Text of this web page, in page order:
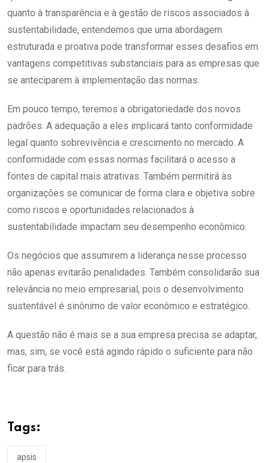
quanto à transparência e à gestão de riscos associados à
sustentabilidade, entendemos que uma abordagem
estruturada e proativa pode transformar esses desafios em
vantagens competitivas substanciais para as empresas que
se anteciparem à implementação das normas.
Em pouco tempo, teremos a obrigatoriedade dos novos
padrões. A adequação a eles implicará tanto conformidade
legal quanto sobrevivência e crescimento no mercado. A
conformidade com essas normas facilitará o acesso a
fontes de capital mais atrativas. Também permitirá às
organizações se comunicar de forma clara e objetiva sobre
como riscos e oportunidades relacionados à
sustentabilidade impactam seu desempenho econômico.
Os negócios que assumirem a liderança nesse processo
não apenas evitarão penalidades. Também consolidarão sua
relevância no meio empresarial, pois o desenvolvimento
sustentável é sinônimo de valor econômico e estratégico.
A questão não é mais se a sua empresa precisa se adaptar,
mas, sim, se você está agindo rápido o suficiente para não
ficar para trás.
Tags:
apsis